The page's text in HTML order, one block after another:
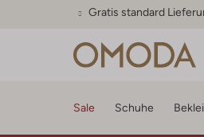
Gratis standard
Sale Schuhe